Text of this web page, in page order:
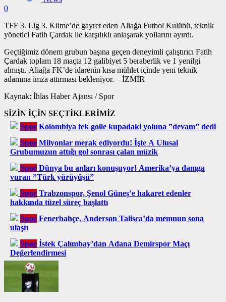
0
TFF 3. Lig 3. Küme’de gayret eden Aliağa Futbol Kulübü, teknik
yönetici Fatih Çardak ile karşılıklı anlaşarak yollarını ayırdı.
Geçtiğimiz dönem grubun başına geçen deneyimli çalıştırıcı Fatih
Çardak toplam 18 maçta 12 galibiyet 5 beraberlik ve 1 yenilgi
almıştı. Aliağa FK’de idarenin kısa mühlet içinde yeni teknik
adamına imza attırması bekleniyor. – İZMİR
Kaynak: İhlas Haber Ajansı / Spor
SİZİN İÇİN SEÇTİKLERİMİZ
Spor Kolombiya tek golle kupadaki yoluna ”devam” dedi
Spor Milyonlar merak ediyordu! İşte A Ulusal
Grubumuzun attığı gol sonrası çalan müzik
Spor Dünya bu anları konuşuyor! Amerika’ya damga
vuran ”Türk yürüyüşü”
Spor Trabzonspor, Şenol Güneş’e hakaret edenler
hakkında tüzel süreç başlattı
Spor Fenerbahçe, Anderson Talisca’da memnun sona
ulaştı
Spor İstek Çalımbay’dan Adana Demirspor Maçı
Değerlendirmesi